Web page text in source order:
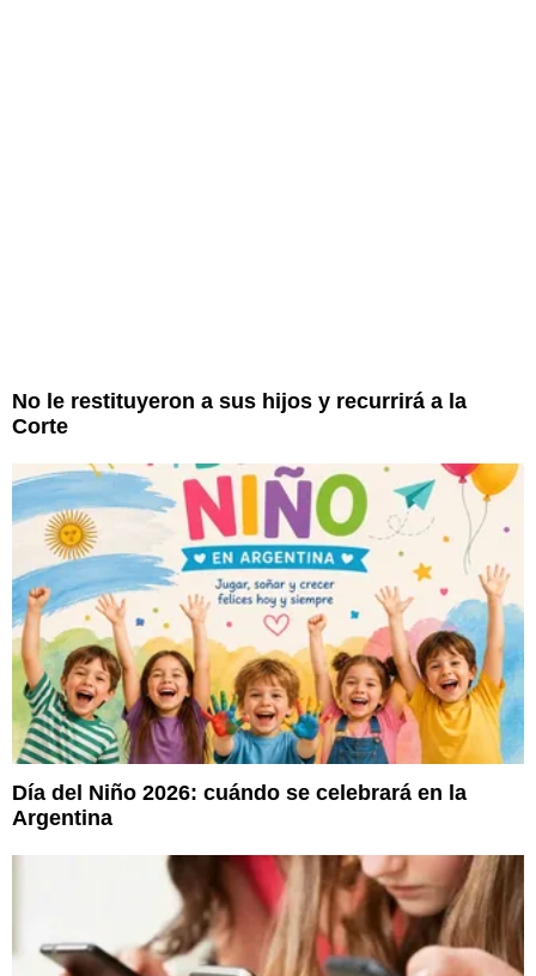
No le restituyeron a sus hijos y recurrirá a la
Corte
Día del Niño 2026: cuándo se celebrará en la
Argentina